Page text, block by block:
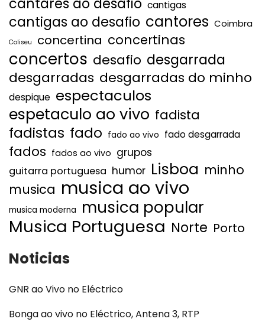
cantares ao desafio cantigas
cantigas ao desafio cantores Coimbra
Coliseu concertina concertinas
concertos desafio desgarrada
desgarradas desgarradas do minho
despique espectaculos
espetaculo ao vivo fadista
fadistas fado fado ao vivo fado desgarrada
fados fados ao vivo grupos
guitarra portuguesa humor Lisboa minho
musica musica ao vivo
musica moderna musica popular
Musica Portuguesa Norte Porto
Noticias
GNR ao Vivo no Eléctrico
Bonga ao vivo no Eléctrico, Antena 3, RTP